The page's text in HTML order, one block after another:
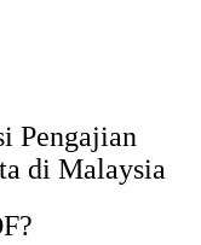
Pengajian
di Malaysia